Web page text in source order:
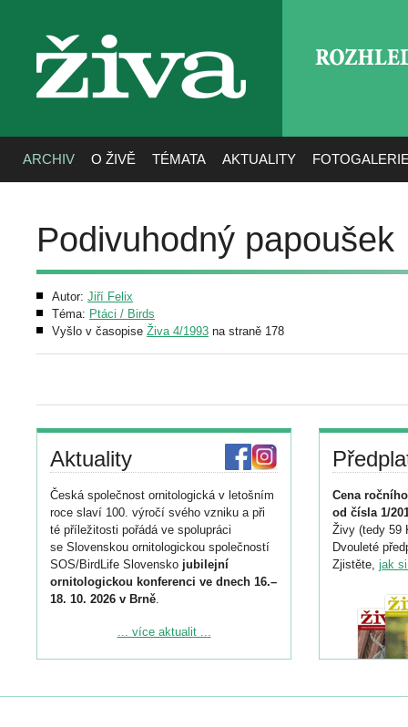
živa
ARCHIV O ŽIVĚ TÉMATA AKTUALITY
Podivuhodný papoušek
Autor: Jiří Felix
Téma: Ptáci / Birds
Vyšlo v časopise Živa 4/1993 na straně 178
Aktuality
Česká společnost ornitologická v letošním
roce slaví 100. výročí svého vzniku a při
té příležitosti pořádá ve spolupráci
se Slovenskou ornitologickou společností
SOS/BirdLife Slovensko jubilejní
ornitologickou konferenci ve dnech 16.–
18. 10. 2026 v Brně.
Podrobnější informace ke konferenci
Registrovat se můžete do 6. září.
... více aktualit ...
Cena
od čísla 1/
Živy (tedy 59
Dvouleté
Zjistěte, jak